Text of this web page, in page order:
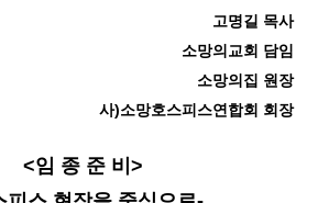
고명길 목사
소망의교회 담임
소망의집 원장
사)소망호스피스연합회 회장
<임 종 준 비>